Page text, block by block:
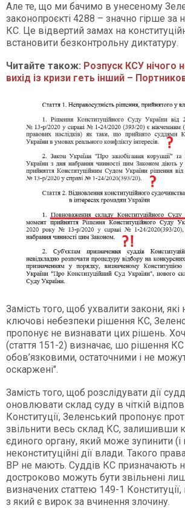
Але те, що ми бачимо в унесеному
законопроєкті 4288 – значно гірше за
КС. Це відвертий замах на
встановити безконтрольну диктатуру.
Читайте також: Розпуск КСУ нічого
вихід із кризи геть інший –
Замість того, щоб ухвалити закони, які
ключові небезпеки рішення КС,
пропонує не визнавати цих рішень.
(стаття 151-2) визначає, шо рішення КС
обов’язковими, остаточними і не
оскаржені".
Замість того, щоб розслідувати дії
оновлювати склад суду в чіткій
Конституції, Зеленський пропонує
звільнити весь склад КС, залишивши
єдиного органу, який може зупинити (і
неконституційні дії влади. Такого
ВР не мають. Суддів КС призначають
достроково можуть бути звільнені
визначених статтею 149-1
з який є вирок за вчинення злочину.